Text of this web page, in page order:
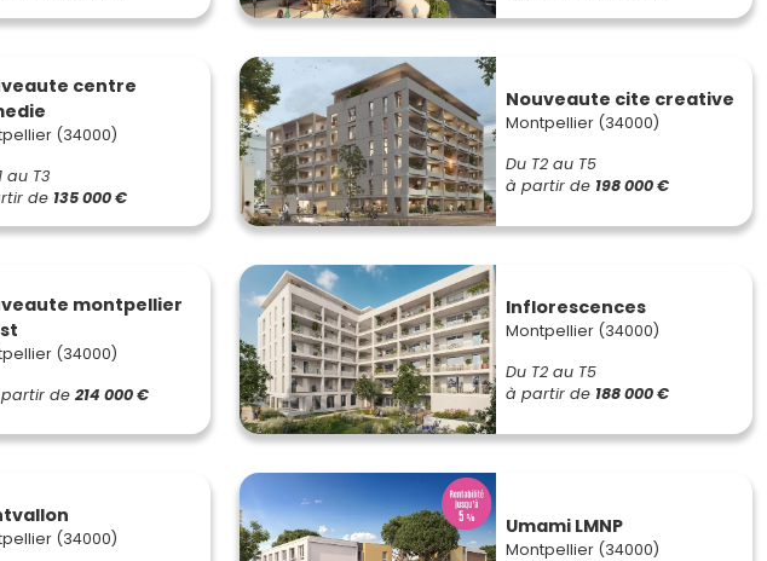
centre
(34000)
au T3
de 135 000 €
Nouveaute cite creative
Montpellier (34000)
Du T2 au T5
à partir de 198 000 €
montpellier
(34000)
de 214 000 €
Inflorescences
Montpellier (34000)
Du T2 au T5
à partir de 188 000 €
(34000)
Umami LMNP
Montpellier (34000)